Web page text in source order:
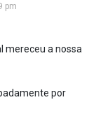
pm
mereceu a nossa
por